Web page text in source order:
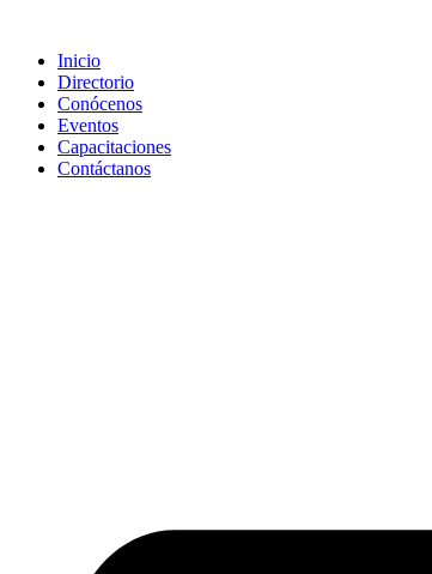
contenido
Inicio
Directorio
Conócenos
Eventos
Capacitaciones
Contáctanos